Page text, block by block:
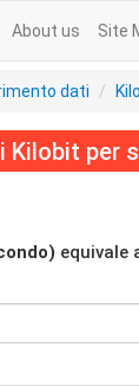
About us Site
dati
Kilobit per
equivale